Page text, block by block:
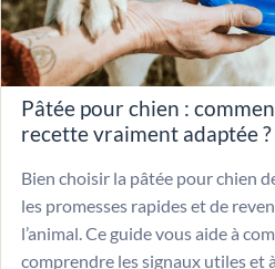
Pâtée pour chien :
recette vraiment adaptée ?
Bien choisir la pâtée pour chien
les promesses rapides et de
l’animal. Ce guide vous aide à
comprendre les signaux utiles et